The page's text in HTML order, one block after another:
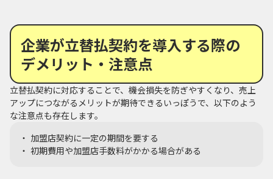
企業が立替払契約を導入する際の
デメリット・注意点
立替払契約に対応することで、機会損失を防ぎやすくなり、売上
アップにつながるメリットが期待できるいっぽうで、以下のよう
な注意点も存在します。
加盟店契約に一定の期間を要する
初期費用や加盟店手数料がかかる場合がある